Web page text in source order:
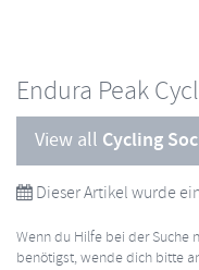
Endura Peak
View all Cycling
Dieser Artikel wurde
Wenn du Hilfe bei der Suche
benötigst, wende dich bitte